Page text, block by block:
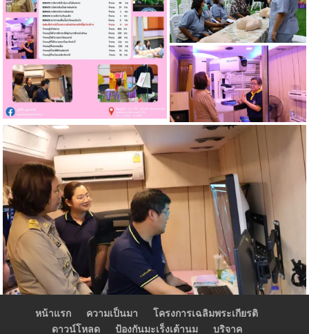
หน้าแรก ความเป็นมา
โครงการเฉลิมพระเกียรติ
ดาวน์โหลด
ป้องกันมะเร็งเต้านม บริจาค